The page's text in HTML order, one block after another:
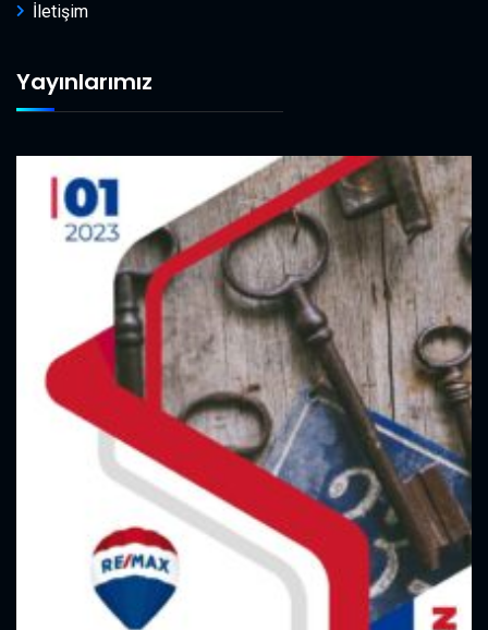
İletişim
Yayınlarımız